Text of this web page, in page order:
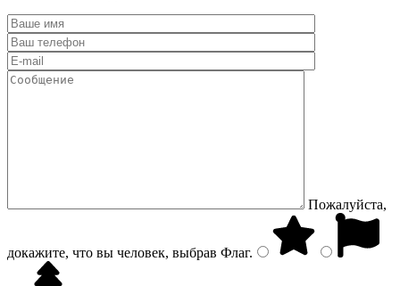
Пожалуйста,
докажите, что вы человек, выбрав Флаг.